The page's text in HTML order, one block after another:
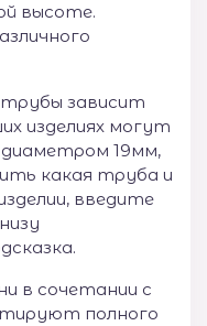
высоте.
зависит
изделиях могут
19мм,
какая труба и
введите
в сочетании с
полного